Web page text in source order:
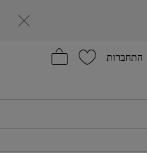
התחברות